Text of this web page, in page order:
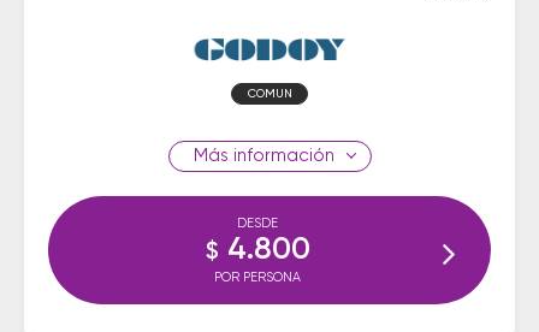
COMUN
información
DESDE
$ 4.800
POR PERSONA